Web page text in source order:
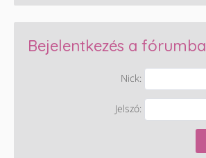
Bejelentkezés a fórumba
Nick:
Jelszó: